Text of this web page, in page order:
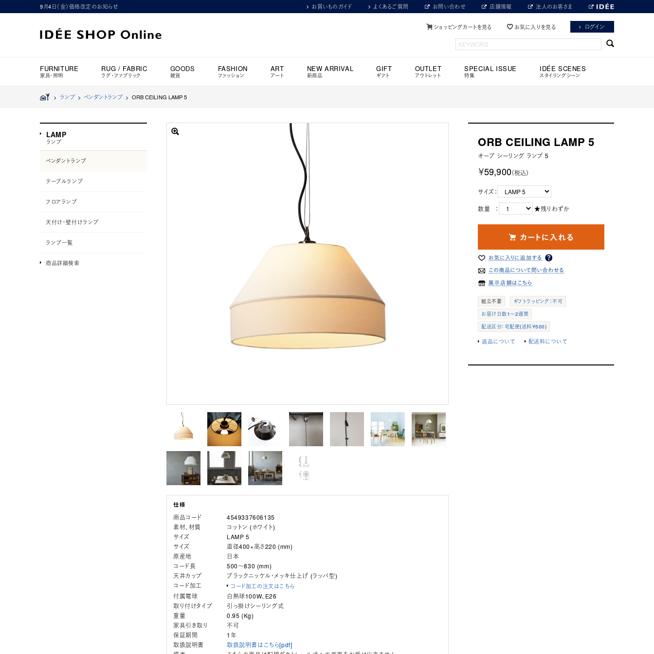
9月4日（金）価格改定のお知らせ お買いものガイド よくあるご質問 お問い合わせ 店舗情報 法人のお客さま
ショッピングカートを見る お気に入りを見る ログイン
FURNITURE
家具・照明
RUG / FABRIC
ラグ・ファブリック
GOODS
雑貨
FASHION
ファッション
ART
アート
NEW ARRIVAL
新商品
GIFT
ギフト
OUTLET
アウトレット
SPECIAL ISSUE
特集
IDÉE SCENES
スタイリングシーン
> ランプ> ペンダントランプ > ORB CEILING LAMP 5
ORB CEILING LAMP 5
オーブ シーリング ランプ 5
￥59,900（税込）
サイズ：
数量 ： ★残りわずか
組立不要
ギフトラッピング：不可
お届け日数1～2週間
配送区分：宅配便(送料￥500)
返品について 配送料について
商品コード
4549337606135
素材、材質
コットン (ホワイト)
サイズ
LAMP 5
サイズ
直径400×高さ220 (mm)
原産地
日本
コード長
500～830 (mm)
天井カップ
ブラックニッケル・メッキ仕上げ (ラッパ型)
コード加工
コード加工の注文はこちら
付属電球
白熱球100W、E26
取り付けタイプ
引っ掛けシーリング式
重量
0.95 (Kg)
家具引き取り
不可
保証期間
1年
取扱説明書
取扱説明書はこちら[pdf]
LAMP
ランプ
ペンダントランプ
テーブルランプ
フロアランプ
天付け・壁付けランプ
ランプ一覧
商品詳細検索